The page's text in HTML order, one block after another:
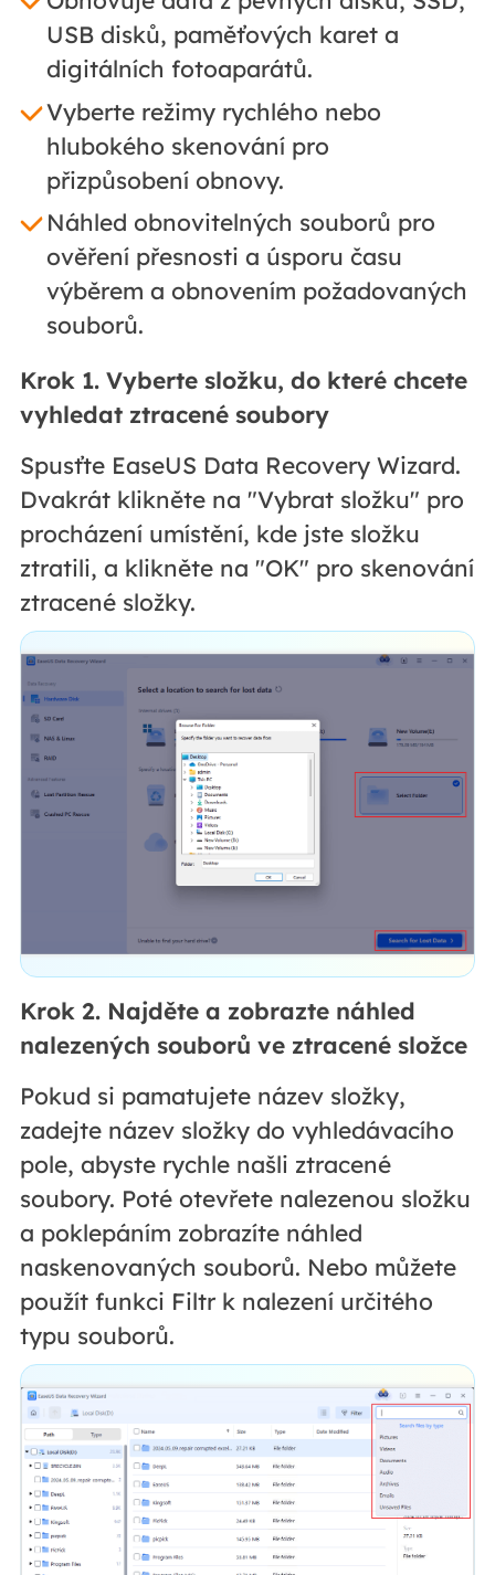
USB disků, paměťových karet a
digitálních fotoaparátů.
Vyberte režimy rychlého nebo
hlubokého skenování pro
přizpůsobení obnovy.
Náhled obnovitelných souborů pro
ověření přesnosti a úsporu času
výběrem a obnovením požadovaných
souborů.
Krok 1. Vyberte složku, do které chcete
vyhledat ztracené soubory
Spusťte EaseUS Data Recovery Wizard.
Dvakrát klikněte na "Vybrat složku" pro
procházení umístění, kde jste složku
ztratili, a klikněte na "OK" pro skenování
ztracené složky.
Krok 2. Najděte a zobrazte náhled
nalezených souborů ve ztracené složce
Pokud si pamatujete název složky,
zadejte název složky do vyhledávacího
pole, abyste rychle našli ztracené
soubory. Poté otevřete nalezenou složku
a poklepáním zobrazíte náhled
naskenovaných souborů. Nebo můžete
použít funkci Filtr k nalezení určitého
typu souborů.